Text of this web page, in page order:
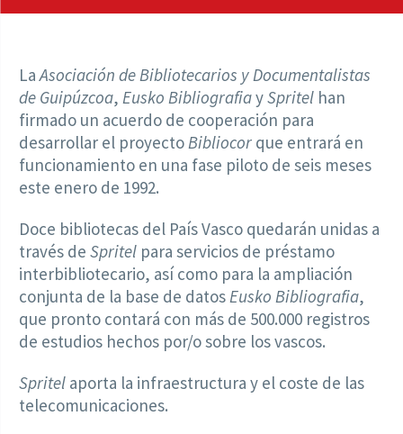
LaAsociación de Bibliotecarios y Documentalistas
de Guipúzcoa, Eusko BibliografiaySpritel han
firmado un acuerdo de cooperación para
desarrollar el proyectoBibliocor que entrará en
funcionamiento en una fase piloto de seis meses
este enero de 1992.
Doce bibliotecas del País Vasco quedarán unidas a
través de Spritel para servicios de préstamo
interbibliotecario, así como para la ampliación
conjunta de la base de datos Eusko Bibliografia,
que pronto contará con más de 500.000 registros
de estudios hechos por/o sobre los vascos.
Spritel aporta la infraestructura y el coste de las
telecomunicaciones.